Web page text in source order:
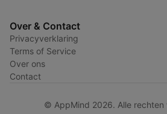
Over & Contact
Privacyverklaring
Terms of Service
Over ons
Contact
© AppMind 2026. Alle rechten